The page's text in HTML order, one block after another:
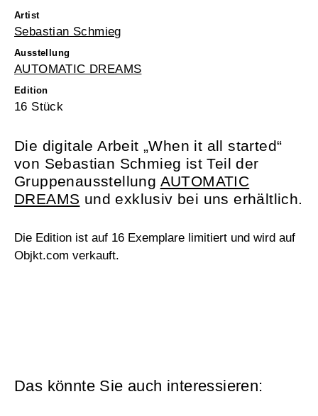
Artist
Sebastian Schmieg
Ausstellung
AUTOMATIC DREAMS
Edition
16 Stück
Die digitale Arbeit „When it all started“
von Sebastian Schmieg ist Teil der
Gruppenausstellung AUTOMATIC
DREAMS und exklusiv bei uns erhältlich.
Die Edition ist auf 16 Exemplare limitiert und wird auf
Objkt.com verkauft.
Das könnte Sie auch interessieren: